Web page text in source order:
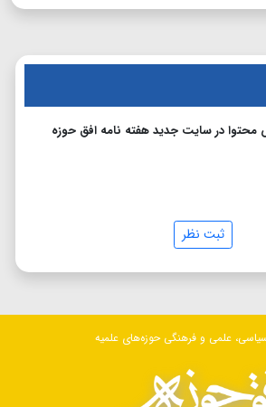
محتوا در سایت جدید هفته نامه افق حوزه
ثبت نظر
علمی و فرهنگی حوزه‌های علمیه